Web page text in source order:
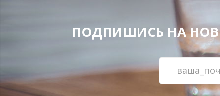
ПОДПИШИСЬ НА